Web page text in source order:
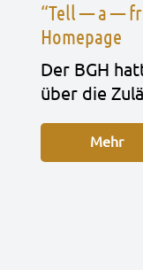
“Tell — a —
Homepage
Der BGH
über die
Mehr